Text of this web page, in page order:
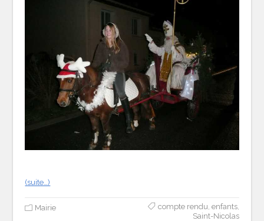
(suite…)
Mairie compte rendu enfants,
Saint-Nicolas